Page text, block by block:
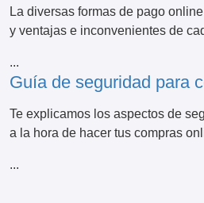
La diversas formas de pago
y ventajas e inconvenientes de
...
Guía de seguridad para
Te explicamos los aspectos de
a la hora de hacer tus compras
...